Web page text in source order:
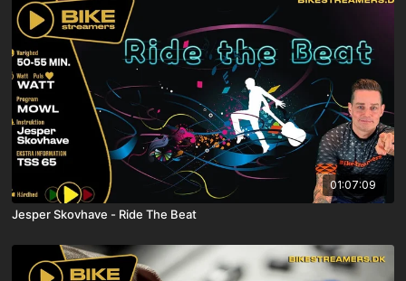
01:07:09
Jesper Skovhave - Ride The Beat